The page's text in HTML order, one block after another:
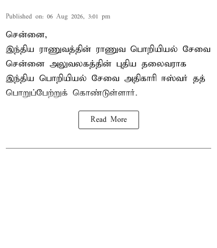
Published on: 06 Aug 2026, 3:01 pm
சென்னை,
இந்திய ராணுவத்தின் ராணுவ பொறியியல் சேவை
சென்னை அலுவலகத்தின் புதிய தலைவராக
இந்திய பொறியியல் சேவை அதிகாரி ஈஸ்வர் தத்
பொறுப்பேற்றுக் கொண்டுள்ளார்.
Read More